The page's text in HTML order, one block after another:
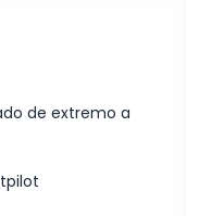
de extremo a